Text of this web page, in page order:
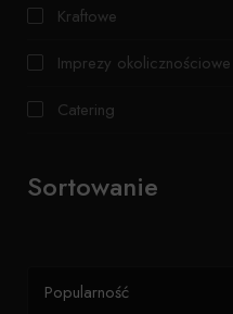
Kraftowe
Imprezy okolicznościowe
Catering
Sortowanie
Popularność